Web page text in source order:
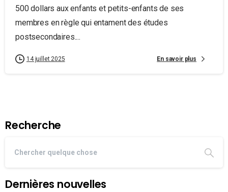
500 dollars aux enfants et petits-enfants de ses
membres en règle qui entament des études
postsecondaires....
14 juillet 2025 En savoir plus
Recherche
Dernières nouvelles